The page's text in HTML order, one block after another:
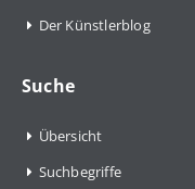
Der Künstlerblog
Suche
Übersicht
Suchbegriffe